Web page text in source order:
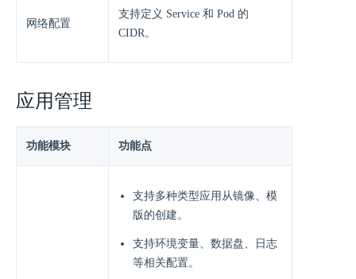
网络配置
⽀持定义 Service 和 Pod 的
CIDR。
应用管理
功能模块 功能点
⽀持多种类型应⽤从镜像、模
版的创建。
⽀持环境变量、数据盘、⽇志
等相关配置。